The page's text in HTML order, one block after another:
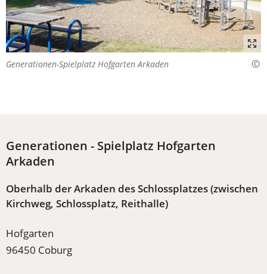
Generationen-Spielplatz Hofgarten Arkaden
Generationen - Spielplatz Hofgarten
Arkaden
Oberhalb der Arkaden des Schlossplatzes (zwischen
Kirchweg, Schlossplatz, Reithalle)
Hofgarten
96450 Coburg